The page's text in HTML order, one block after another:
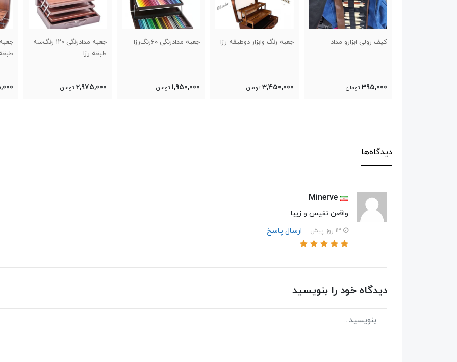
جعبه رنگ وابزار دوطبقه رزا
3,450,000 تومان
جعبه مدادرنگی ۶۰‌رنگ‌رزا
1,950,000 تومان
جعبه مدادرنگی ۱۲۰ رنگ‌سه
2,975,000 تومان
جعبه مدادرنگی‌۱۲۰ رنگ‌دو
طبقه رزا
2,975,000 تومان
دیدگاه‌ها
Minerve
واقعن نفیس و زیبا.
ارسال پاسخ
دیدگاه خود را بنویسید